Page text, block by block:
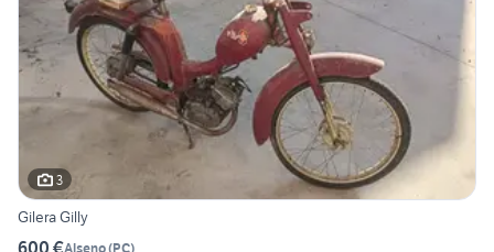
3
Gilera Gilly
Alseno(PC)